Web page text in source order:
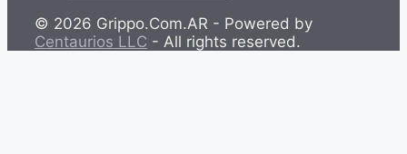
© 2026 Grippo.Com.AR - Powered by
Centaurios LLC - All rights reserved.